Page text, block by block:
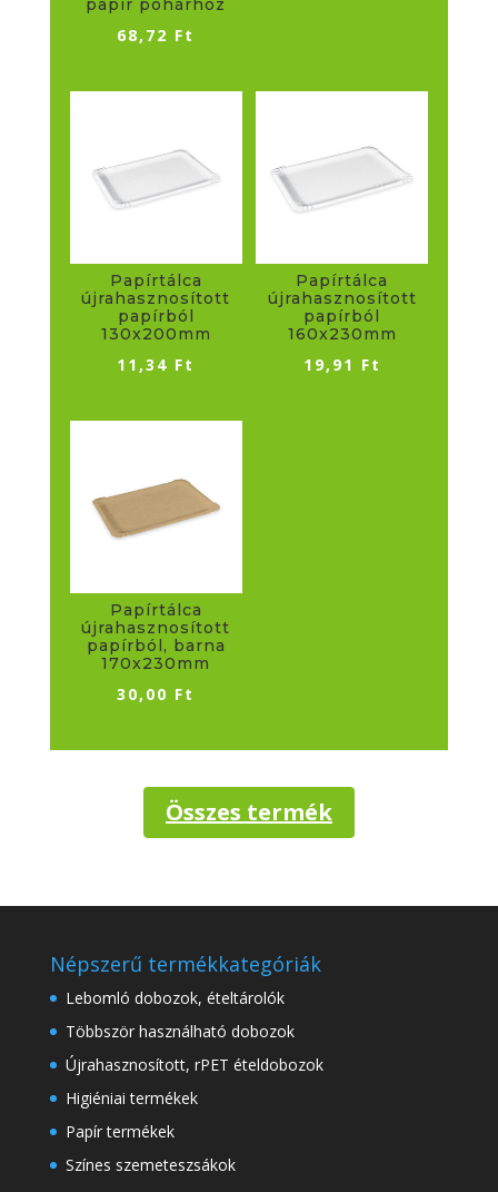
papír pohárhoz
68,72 Ft
Papírtálca
újrahasznosított
papírból
130x200mm
11,34 Ft
Papírtálca
újrahasznosított
papírból
160x230mm
19,91 Ft
Papírtálca
újrahasznosított
papírból, barna
170x230mm
30,00 Ft
Összes termék
Népszerű termékkategóriák
Lebomló dobozok, ételtárolók
Többször használható dobozok
Újrahasznosított, rPET ételdobozok
Higiéniai termékek
Papír termékek
Színes szemeteszsákok